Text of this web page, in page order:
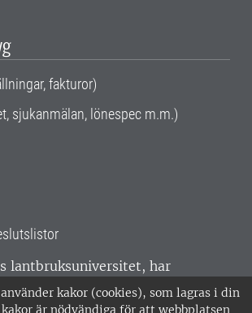
kakor (cookies), som lagras i din
kakor är nödvändiga för att webbplatsen
fakturor)
sjukanmälan, lönespec m.m.)
lantbruksuniversitet, har
hela Sverige. Huvudorter är
och Umeå.SLU är